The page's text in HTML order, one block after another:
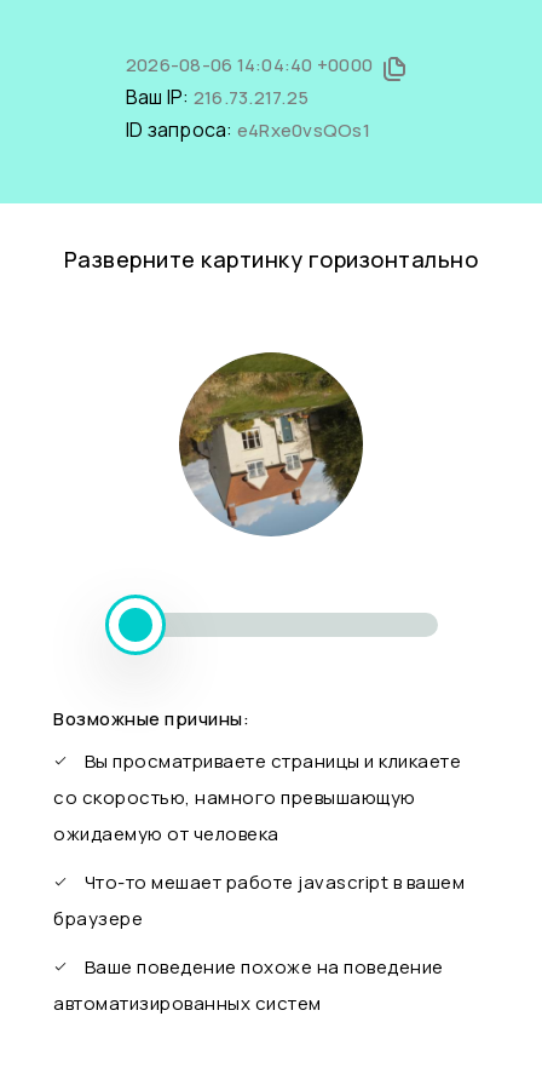
2026-08-06 14:04:40 +0000
Ваш IP: 216.73.217.25
ID запроса: e4Rxe0vsQOs1
Разверните картинку горизонтально
Возможные причины:
Вы просматриваете страницы и кликаете
со скоростью, намного превышающую
ожидаемую от человека
Что-то мешает работе javascript в вашем
браузере
Ваше поведение похоже на поведение
автоматизированных систем